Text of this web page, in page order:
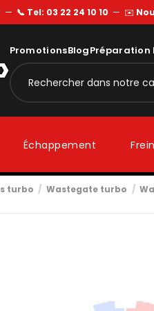
— 📞 Tel: 03 22 24 10 10 — ✉️
PromotionsBlogPréparation
Échappement
turbo Wastegate turbo